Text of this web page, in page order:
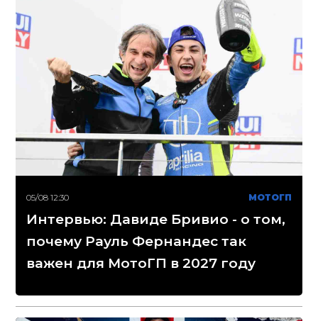
05/08 12:30 МОТОГП
Интервью: Давиде Бривио - о том,
почему Рауль Фернандес так
важен для МотоГП в 2027 году